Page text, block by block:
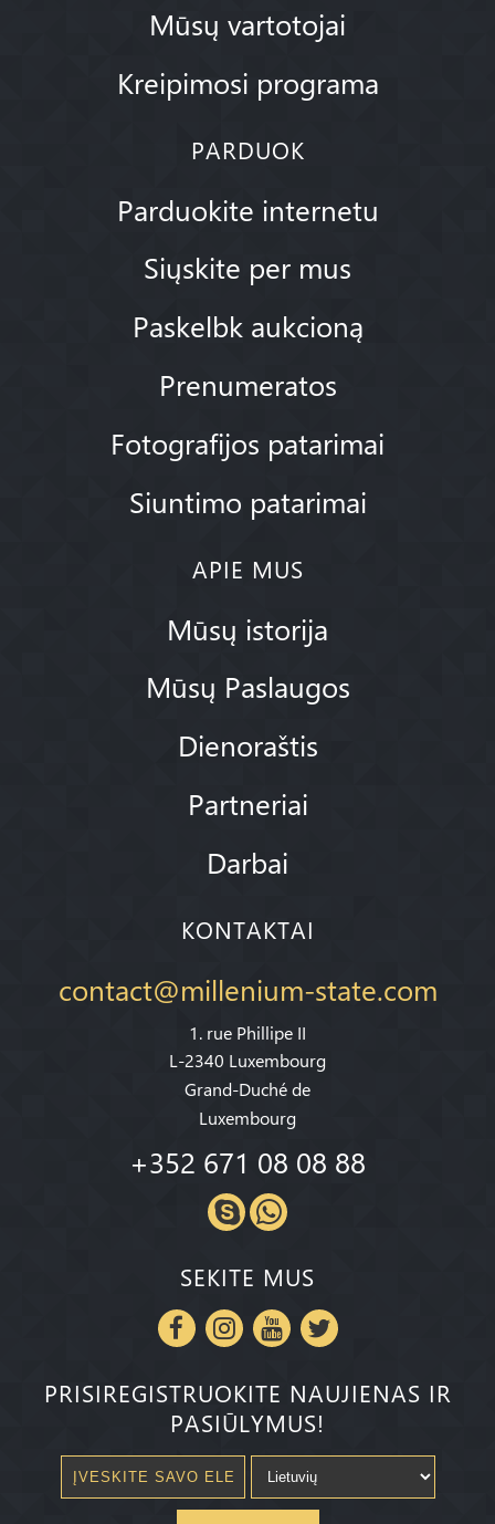
Mūsų vartotojai
Kreipimosi programa
PARDUOK
Parduokite internetu
Siųskite per mus
Paskelbk aukcioną
Prenumeratos
Fotografijos patarimai
Siuntimo patarimai
APIE MUS
Mūsų istorija
Mūsų Paslaugos
Dienoraštis
Partneriai
Darbai
KONTAKTAI
contact@millenium-state.com
1. rue Phillipe II
L-2340 Luxembourg
Grand-Duché de
Luxembourg
+352 671 08 08 88
SEKITE MUS
PRISIREGISTRUOKITE NAUJIENAS IR
PASIŪLYMUS!